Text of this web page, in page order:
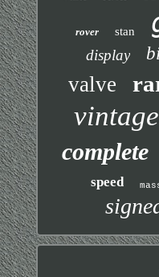
rover stan
display
valve
vintage
complete
speed